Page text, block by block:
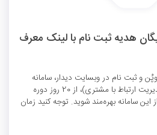
هدیه ثبت نام با لینک معرف
و ثبت نام در وبسایت دیدار، سامانه
ارائه دهنده نرم افزار crm (مدیریت ارتباط با مشتری)، از 20 روز دوره
این سامانه بهره‌مند شوید. توجه کنید زمان